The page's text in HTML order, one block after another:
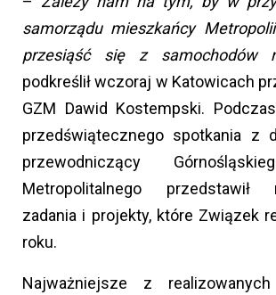
samorządu mieszkańcy
przesiąść się z samochodów
podkreślił wczoraj w Katowicach
GZM Dawid Kostempski.
przedświątecznego spotkania z
przewodniczący
Metropolitalnego przedstawił
zadania i projekty, które Związek
roku.
Najważniejsze z